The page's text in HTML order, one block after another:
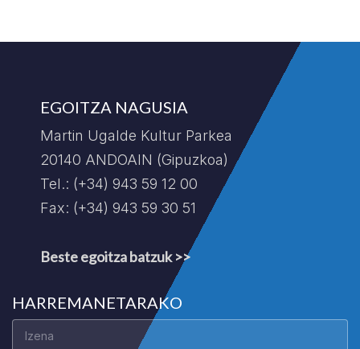
EGOITZA NAGUSIA
Martin Ugalde Kultur Parkea
20140 ANDOAIN (Gipuzkoa)
Tel.: (+34) 943 59 12 00
Fax: (+34) 943 59 30 51
Beste egoitza batzuk >>
HARREMANETARAKO